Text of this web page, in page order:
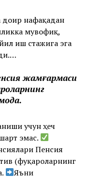
нафақадан
мувофиқ,
иш стажига эга
жамғармаси
учун ҳеч
эмас.
Пенсия
(фуқароларнинг
Яъни